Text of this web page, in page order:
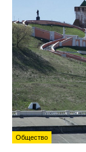
Общество